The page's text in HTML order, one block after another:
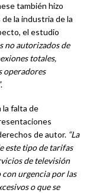
también hizo
la industria de la
el estudio
no autorizados de
totales,
operadores
.
la falta de
de autor. “La
este tipo de tarifas
de televisión
urgencia por las
o que se